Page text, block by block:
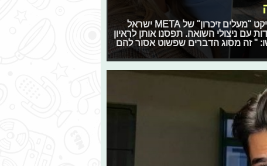
טיילור מלכוב, טליה עובדיה ועומר נודלמן לוקחות חלק בפרויקט "מעלים זיכרון" של META ישראל
עם ניצולי השואה. תפסנו אותן לראיון
" זה מסוג הדברים שפשוט אסור להם